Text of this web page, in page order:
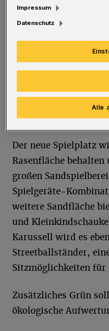
W ie der
Rasenfläche
Vorfeld der Arbeiten
und bei der Planung
Der neue Spielplatz
Rasenfläche
großen
Spielgeräte-
weitere Sandfläche
und
Karussell wird es
Streetballständer,
Sitzmöglichkeiten für
Zusätzliches Grün
ökologische
Impressum
Datenschutz
Alle